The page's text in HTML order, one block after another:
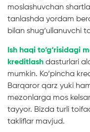
moslashuvchan
tanlashda yordam
bilan shug‘ullanuvchi
Ish haqi to‘g‘risidagi
kreditlash dasturlari
mumkin. Ko‘pincha
Barqaror qarz yuki
mezonlarga mos
tayyor. Bizda turli
takliflar mavjud.